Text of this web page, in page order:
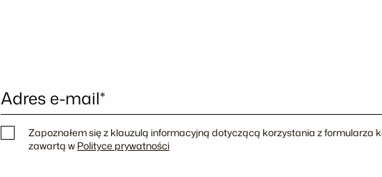
Adres e-mail*
Zapoznałem się z klauzulą informacyjną dotyczącą korzystania z formularza
zawartą w Polityce prywatności